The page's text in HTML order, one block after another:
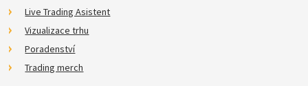
Live Trading Asistent
Vizualizace trhu
Poradenství
Trading merch